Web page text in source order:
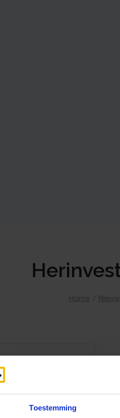
Toestemming
Home /
en emigratie